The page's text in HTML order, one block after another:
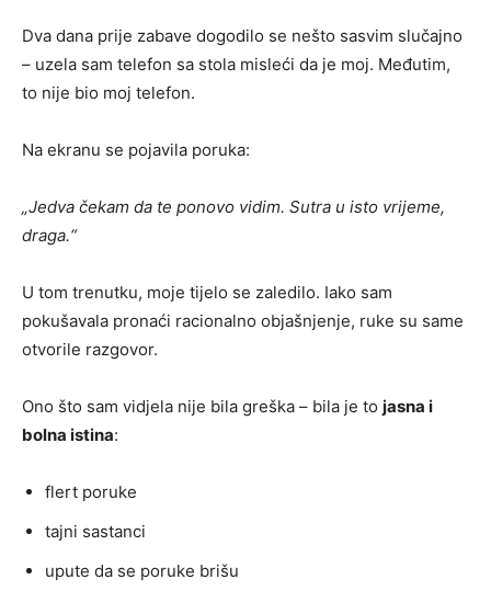
Dva dana prije zabave dogodilo se nešto sasvim slučajno
– uzela sam telefon sa stola misleći da je moj. Međutim,
to nije bio moj telefon.
Na ekranu se pojavila poruka:
„Jedva čekam da te ponovo vidim. Sutra u isto vrijeme,
draga.“
U tom trenutku, moje tijelo se zaledilo. Iako sam
pokušavala pronaći racionalno objašnjenje, ruke su same
otvorile razgovor.
Ono što sam vidjela nije bila greška – bila je to jasna i
bolna istina:
flert poruke
tajni sastanci
upute da se poruke brišu